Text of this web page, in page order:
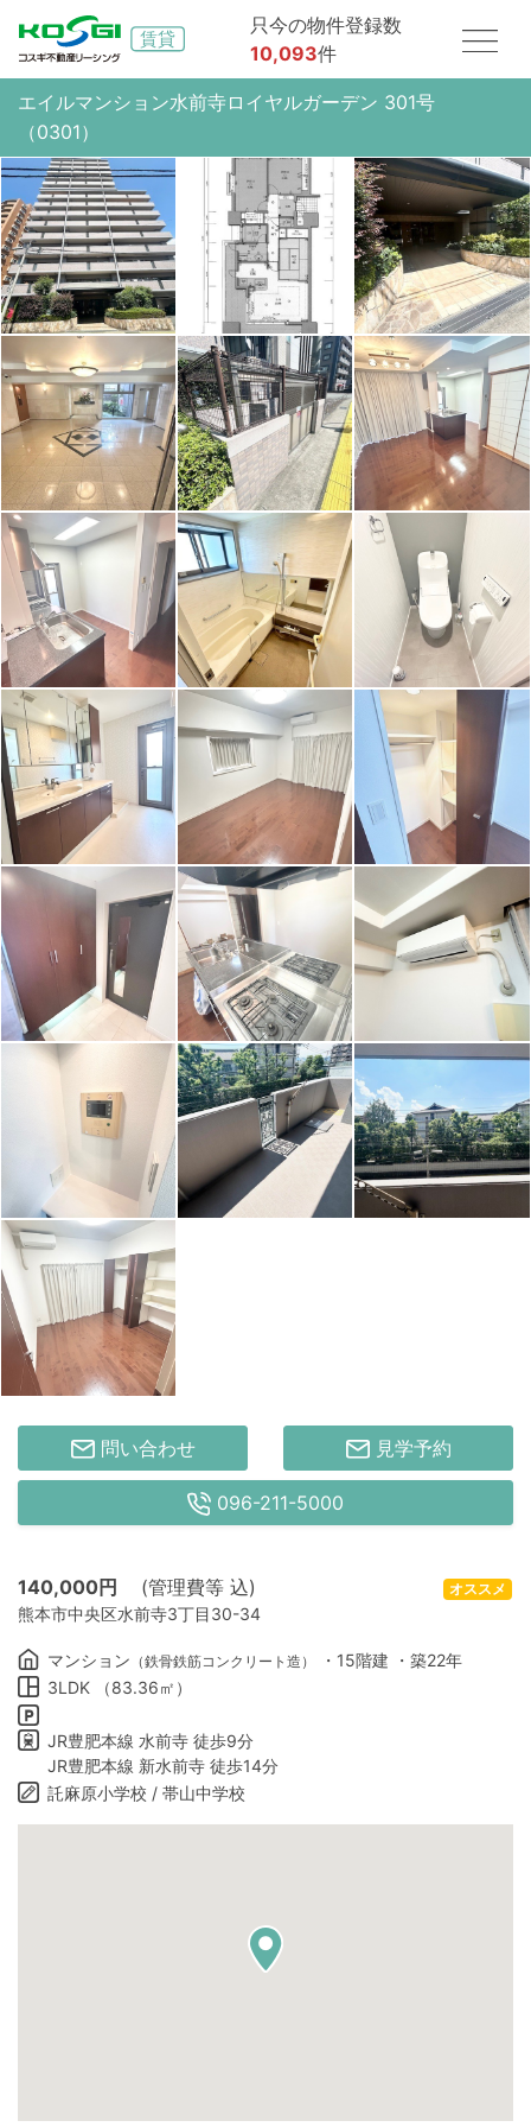
只今の物件登録数
10,093件
エイルマンション水前寺ロイヤルガーデン 301号
（0301）
問い合わせ 見学予約
096-211-5000
140,000円 (管理費等 込)
熊本市中央区水前寺3丁目30-34
オススメ
マンション （鉄骨鉄筋コンクリート造）
・15階建 ・築22年
3LDK （83.36㎡）
JR豊肥本線 水前寺 徒歩9分
JR豊肥本線 新水前寺 徒歩14分
託麻原小学校 / 帯山中学校